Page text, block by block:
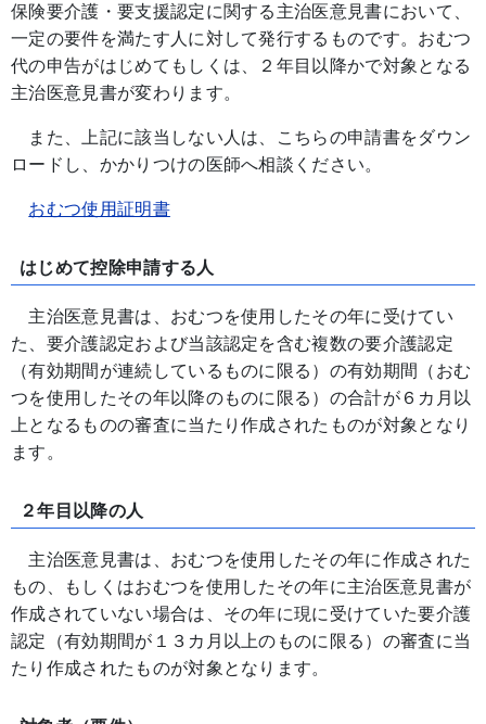
保険要介護・要支援認定に関する主治医意見書において、
一定の要件を満たす人に対して発行するものです。おむつ
代の申告がはじめてもしくは、２年目以降かで対象となる
主治医意見書が変わります。
また、上記に該当しない人は、こちらの申請書をダウン
ロードし、かかりつけの医師へ相談ください。
おむつ使用証明書
はじめて控除申請する人
主治医意見書は、おむつを使用したその年に受けてい
た、要介護認定および当該認定を含む複数の要介護認定
（有効期間が連続しているものに限る）の有効期間（おむ
つを使用したその年以降のものに限る）の合計が６カ月以
上となるものの審査に当たり作成されたものが対象となり
ます。
２年目以降の人
主治医意見書は、おむつを使用したその年に作成された
もの、もしくはおむつを使用したその年に主治医意見書が
作成されていない場合は、その年に現に受けていた要介護
認定（有効期間が１３カ月以上のものに限る）の審査に当
たり作成されたものが対象となります。